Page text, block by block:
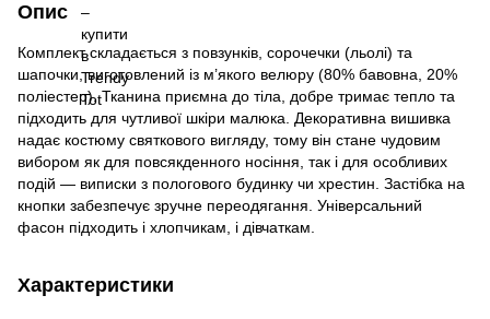
Опис
Комплект складається з повзунків, сорочечки (льолі) та
шапочки, виготовлений із м’якого велюру (80% бавовна, 20%
поліестер). Тканина приємна до тіла, добре тримає тепло та
підходить для чутливої шкіри малюка. Декоративна вишивка
надає костюму святкового вигляду, тому він стане чудовим
вибором як для повсякденного носіння, так і для особливих
подій — виписки з пологового будинку чи хрестин. Застібка на
кнопки забезпечує зручне переодягання. Універсальний
фасон підходить і хлопчикам, і дівчаткам.
Характеристики